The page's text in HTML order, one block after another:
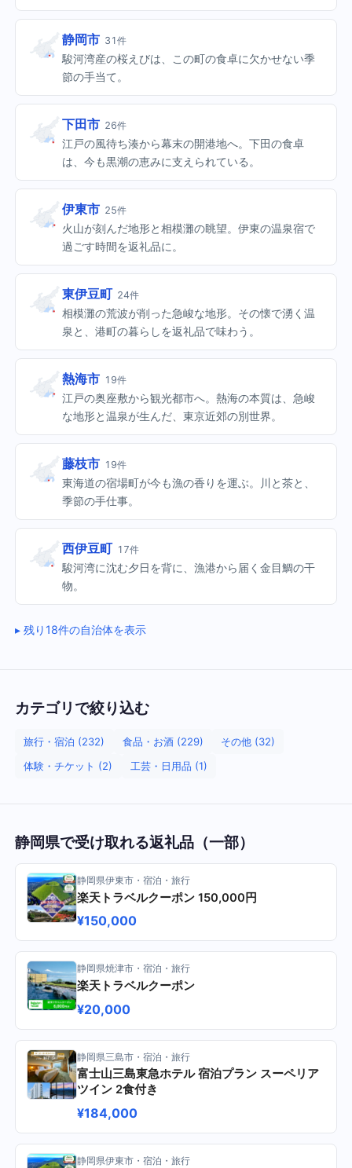
静岡市 31件
駿河湾産の桜えびは、この町の食卓に欠かせない季
節の手当て。
下田市 26件
江戸の風待ち湊から幕末の開港地へ。下田の食卓
は、今も黒潮の恵みに支えられている。
伊東市 25件
火山が刻んだ地形と相模灘の眺望。伊東の温泉宿で
過ごす時間を返礼品に。
東伊豆町 24件
相模灘の荒波が削った急峻な地形。その懐で湧く温
泉と、港町の暮らしを返礼品で味わう。
熱海市 19件
江戸の奥座敷から観光都市へ。熱海の本質は、急峻
な地形と温泉が生んだ、東京近郊の別世界。
藤枝市 19件
東海道の宿場町が今も漁の香りを運ぶ。川と茶と、
季節の手仕事。
西伊豆町 17件
駿河湾に沈む夕日を背に、漁港から届く金目鯛の干
物。
残り18件の自治体を表示
カテゴリで絞り込む
旅行・宿泊 (232) 食品・お酒 (229)
その他 (32)
体験・チケット (2)
工芸・日用品 (1)
静岡県で受け取れる返礼品（一部）
静岡県伊東市・宿泊・旅行
楽天トラベルクーポン 150,000円
¥150,000
静岡県焼津市・宿泊・旅行
楽天トラベルクーポン
¥20,000
静岡県三島市・宿泊・旅行
富士山三島東急ホテル 宿泊プラン スーペリア
ツイン 2食付き
¥184,000
静岡県伊東市・宿泊・旅行